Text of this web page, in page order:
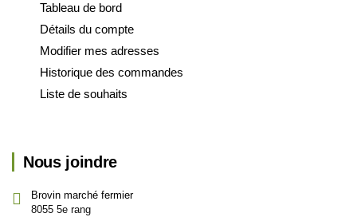
Tableau de bord
Détails du compte
Modifier mes adresses
Historique des commandes
Liste de souhaits
Nous joindre
Brovin marché fermier
8055 5e rang